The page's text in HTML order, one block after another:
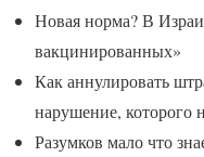
Новая норма? В
вакцинированных»
Как аннулировать
нарушение, которого
Разумков мало что